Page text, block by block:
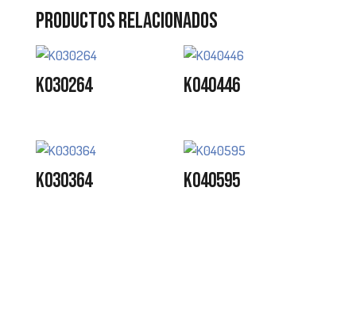
Productos relacionados
K030264 K040446
K030364 K040595